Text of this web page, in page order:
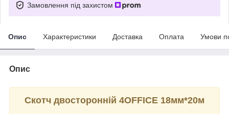
Замовлення під захистом
Опис Характеристики Доставка Оплата Умови
Опис
Скотч двосторонній 4OFFICE 18мм*20м